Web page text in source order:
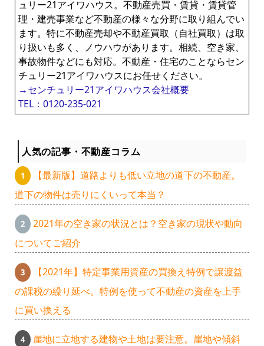
ュリー21アイワハウス。不動産売買・賃貸・賃貸管
理・建売事業など不動産の様々な分野に取り組んでい
ます。特に不動産売却や不動産買取（自社買取）は取
り扱いも多く、ノウハウがあります。相続、空き家、
事故物件などにも対応。不動産・住宅のことならセン
チュリー21アイワハウスにお任せください。
→センチュリー21アイワハウス会社概要
TEL：0120-235-021
人気の記事・不動産コラム
【最新版】道路よりも低い立地の道下の不動産。
道下の物件は売りにくいって本当？
2021年の空き家の状況とは？空き家の現状や動向
についてご紹介
【2021年】特定事業用資産の買換え特例で譲渡益
の課税の繰り延べ。特例を使って不動産の資産を上手
に買い換える
崖地に立地する建物や土地は要注意。崖地や傾斜